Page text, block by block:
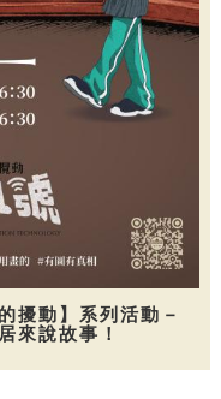
擾動】系列活動－
來說故事！